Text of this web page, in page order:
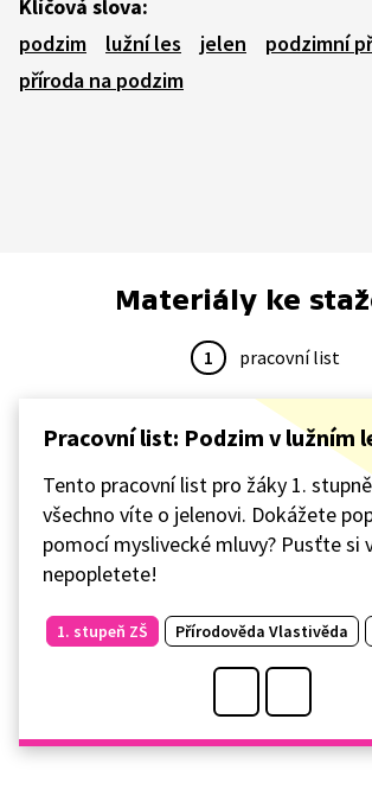
Klíčová slova:
podzim
lužní les jelen
podzimní
příroda na podzim
Materiály ke
1 pracovní list
Pracovní list: Podzim v lužním
Tento pracovní list pro žáky 1.
všechno víte o jelenovi. Dokážete
pomocí myslivecké mluvy? Pusťte si
nepopletete!
1. stupeň ZŠ Přírodověda Vlastivěda